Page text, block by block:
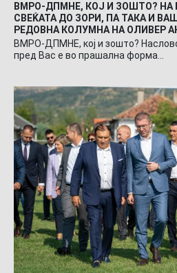
ВМРО-ДПМНЕ, КОЈ И ЗОШТО? НА
СВЕЌАТА ДО ЗОРИ, ПА ТАКА И
РЕДОВНА КОЛУМНА НА ОЛИВЕР
ВМРО-ДПМНЕ, кој и зошто?
пред Вас е во прашална форма…